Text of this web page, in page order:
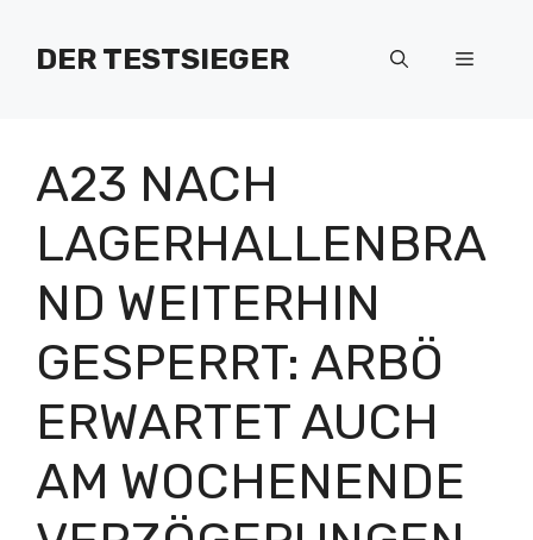
Inhalt
springenDER TESTSIEGER Menü
A23 NACH
LAGERHALLENBRA
ND WEITERHIN
GESPERRT: ARBÖ
ERWARTET AUCH
AM WOCHENENDE